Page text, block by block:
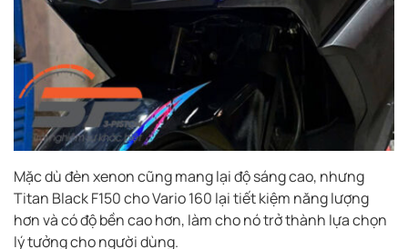
Mặc dù đèn xenon cũng mang lại độ sáng cao, nhưng
Titan Black F150 cho Vario 160 lại tiết kiệm năng lượng
hơn và có độ bền cao hơn, làm cho nó trở thành lựa chọn
lý tưởng cho người dùng.